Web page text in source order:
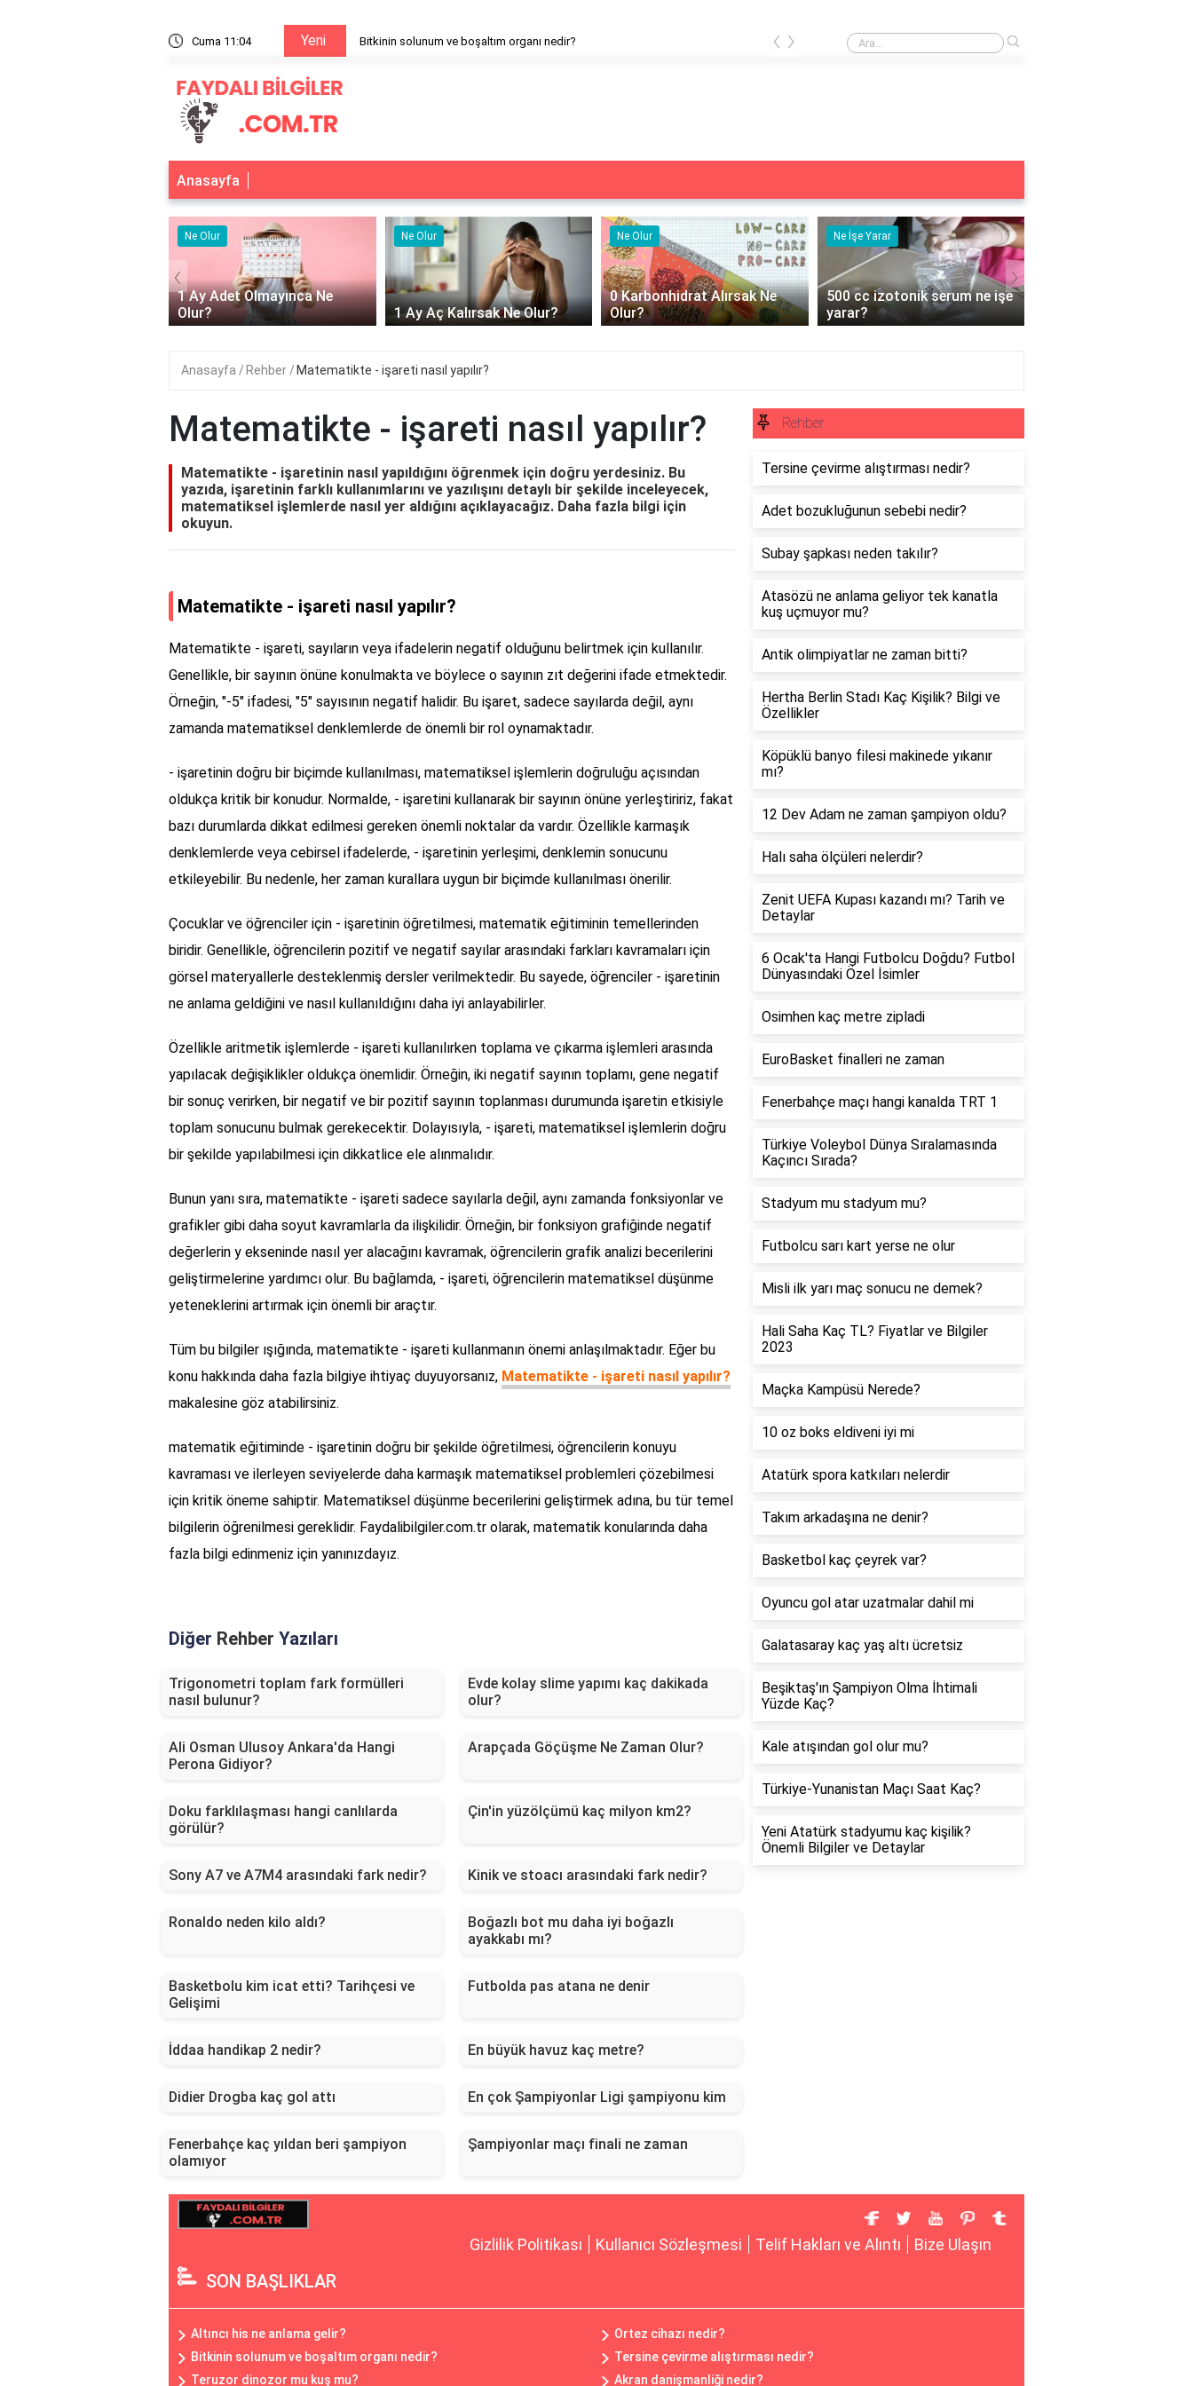
Cuma 11:04 Yeni Bitkinin solunum ve boşaltım organı nedir? Bitkinin solunum ve boşaltım organı nedir?
‹ ›
Anasayfa
Ne Olur
1 Ay Adet Olmayınca Ne
Olur?
Ne Olur
1 Ay Aç Kalırsak Ne Olur?
Ne Olur
0 Karbonhidrat Alırsak Ne
Olur?
Ne İşe Yarar
500 cc izotonik serum ne işe
yarar?
‹ ›
Anasayfa Rehber Matematikte - işareti nasıl yapılır?
Matematikte - işareti nasıl yapılır?
Matematikte - işaretinin nasıl yapıldığını öğrenmek için doğru yerdesiniz. Bu
yazıda, işaretinin farklı kullanımlarını ve yazılışını detaylı bir şekilde inceleyecek,
matematiksel işlemlerde nasıl yer aldığını açıklayacağız. Daha fazla bilgi için
okuyun.
Matematikte - işareti nasıl yapılır?
Matematikte - işareti, sayıların veya ifadelerin negatif olduğunu belirtmek için kullanılır.
Genellikle, bir sayının önüne konulmakta ve böylece o sayının zıt değerini ifade etmektedir.
Örneğin, "-5" ifadesi, "5" sayısının negatif halidir. Bu işaret, sadece sayılarda değil, aynı
zamanda matematiksel denklemlerde de önemli bir rol oynamaktadır.
- işaretinin doğru bir biçimde kullanılması, matematiksel işlemlerin doğruluğu açısından
oldukça kritik bir konudur. Normalde, - işaretini kullanarak bir sayının önüne yerleştiririz, fakat
bazı durumlarda dikkat edilmesi gereken önemli noktalar da vardır. Özellikle karmaşık
denklemlerde veya cebirsel ifadelerde, - işaretinin yerleşimi, denklemin sonucunu
etkileyebilir. Bu nedenle, her zaman kurallara uygun bir biçimde kullanılması önerilir.
Çocuklar ve öğrenciler için - işaretinin öğretilmesi, matematik eğitiminin temellerinden
biridir. Genellikle, öğrencilerin pozitif ve negatif sayılar arasındaki farkları kavramaları için
görsel materyallerle desteklenmiş dersler verilmektedir. Bu sayede, öğrenciler - işaretinin
ne anlama geldiğini ve nasıl kullanıldığını daha iyi anlayabilirler.
Özellikle aritmetik işlemlerde - işareti kullanılırken toplama ve çıkarma işlemleri arasında
yapılacak değişiklikler oldukça önemlidir. Örneğin, iki negatif sayının toplamı, gene negatif
bir sonuç verirken, bir negatif ve bir pozitif sayının toplanması durumunda işaretin etkisiyle
toplam sonucunu bulmak gerekecektir. Dolayısıyla, - işareti, matematiksel işlemlerin doğru
bir şekilde yapılabilmesi için dikkatlice ele alınmalıdır.
Bunun yanı sıra, matematikte - işareti sadece sayılarla değil, aynı zamanda fonksiyonlar ve
grafikler gibi daha soyut kavramlarla da ilişkilidir. Örneğin, bir fonksiyon grafiğinde negatif
değerlerin y ekseninde nasıl yer alacağını kavramak, öğrencilerin grafik analizi becerilerini
geliştirmelerine yardımcı olur. Bu bağlamda, - işareti, öğrencilerin matematiksel düşünme
yeteneklerini artırmak için önemli bir araçtır.
Tüm bu bilgiler ışığında, matematikte - işareti kullanmanın önemi anlaşılmaktadır. Eğer bu
konu hakkında daha fazla bilgiye ihtiyaç duyuyorsanız, Matematikte - işareti nasıl yapılır?
makalesine göz atabilirsiniz.
matematik eğitiminde - işaretinin doğru bir şekilde öğretilmesi, öğrencilerin konuyu
kavraması ve ilerleyen seviyelerde daha karmaşık matematiksel problemleri çözebilmesi
için kritik öneme sahiptir. Matematiksel düşünme becerilerini geliştirmek adına, bu tür temel
bilgilerin öğrenilmesi gereklidir. Faydalibilgiler.com.tr olarak, matematik konularında daha
fazla bilgi edinmeniz için yanınızdayız.
Diğer Rehber Yazıları
Trigonometri toplam fark formülleri
nasıl bulunur?
Evde kolay slime yapımı kaç dakikada
olur?
Ali Osman Ulusoy Ankara'da Hangi
Perona Gidiyor?
Arapçada Göçüşme Ne Zaman Olur?
Doku farklılaşması hangi canlılarda
görülür?
Çin'in yüzölçümü kaç milyon km2?
Sony A7 ve A7M4 arasındaki fark nedir? Kinik ve stoacı arasındaki fark nedir?
Ronaldo neden kilo aldı?
Boğazlı bot mu daha iyi boğazlı
ayakkabı mı?
Basketbolu kim icat etti? Tarihçesi ve
Gelişimi
Futbolda pas atana ne denir
İddaa handikap 2 nedir? En büyük havuz kaç metre?
Didier Drogba kaç gol attı En çok Şampiyonlar Ligi şampiyonu kim
Fenerbahçe kaç yıldan beri şampiyon
olamıyor
Şampiyonlar maçı finali ne zaman
Rehber
Tersine çevirme alıştırması nedir?
Adet bozukluğunun sebebi nedir?
Subay şapkası neden takılır?
Atasözü ne anlama geliyor tek kanatla
kuş uçmuyor mu?
Antik olimpiyatlar ne zaman bitti?
Hertha Berlin Stadı Kaç Kişilik? Bilgi ve
Özellikler
Köpüklü banyo filesi makinede yıkanır
mı?
12 Dev Adam ne zaman şampiyon oldu?
Halı saha ölçüleri nelerdir?
Zenit UEFA Kupası kazandı mı? Tarih ve
Detaylar
6 Ocak'ta Hangi Futbolcu Doğdu? Futbol
Dünyasındaki Özel İsimler
Osimhen kaç metre zipladi
EuroBasket finalleri ne zaman
Fenerbahçe maçı hangi kanalda TRT 1
Türkiye Voleybol Dünya Sıralamasında
Kaçıncı Sırada?
Stadyum mu stadyum mu?
Futbolcu sarı kart yerse ne olur
Misli ilk yarı maç sonucu ne demek?
Hali Saha Kaç TL? Fiyatlar ve Bilgiler
2023
Maçka Kampüsü Nerede?
10 oz boks eldiveni iyi mi
Atatürk spora katkıları nelerdir
Takım arkadaşına ne denir?
Basketbol kaç çeyrek var?
Oyuncu gol atar uzatmalar dahil mi
Galatasaray kaç yaş altı ücretsiz
Beşiktaş'ın Şampiyon Olma İhtimali
Yüzde Kaç?
Kale atışından gol olur mu?
Türkiye-Yunanistan Maçı Saat Kaç?
Yeni Atatürk stadyumu kaç kişilik?
Önemli Bilgiler ve Detaylar
Gizlilik Politikası Kullanıcı Sözleşmesi Telif Hakları ve Alıntı Bize Ulaşın
SON BAŞLIKLAR
Altıncı his ne anlama gelir?
Ortez cihazı nedir?
Bitkinin solunum ve boşaltım organı nedir?
Tersine çevirme alıştırması nedir?
Teruzor dinozor mu kuş mu?
Akran danişmanliği nedir?